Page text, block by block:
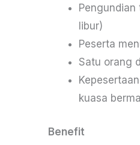
libur)
Peserta
Satu orang
kuasa
Benefit